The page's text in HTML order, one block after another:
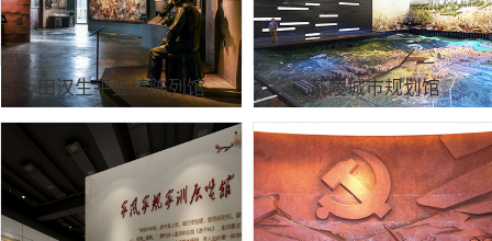
田汉生平业绩陈列馆 茶陵城市规划馆